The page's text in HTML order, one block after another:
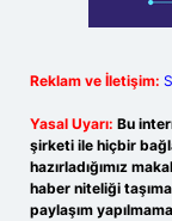
Reklam ve İletişim:
Yasal Uyarı: Bu
şirketi ile hiçbir
hazırladığımız
haber niteliği
paylaşım